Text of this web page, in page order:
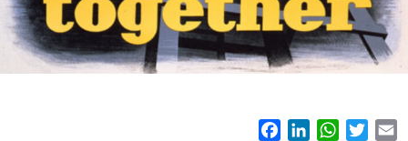
FacebookLinkedIn